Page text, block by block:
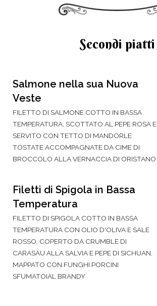
Secondi piatti
Salmone nella sua Nuova
Veste
FILETTO DI SALMONE COTTO IN BASSA
TEMPERATURA, SCOTTATO AL PEPE ROSA E
SERVITO CON TETTO DI MANDORLE
TOSTATE ACCOMPAGNATE DA CIME DI
BROCCOLO ALLA VERNACCIA DI ORISTANO
Filetti di Spigola in Bassa
Temperatura
FILETTO DI SPIGOLA COTTO IN BASSA
TEMPERATURA CON OLIO D'OLIVA E SALE
ROSSO, COPERTO DA CRUMBLE DI
CARASAU ALLA SALVIA E PEPE DI SICHUAN,
MAPPATO CON FUNGHI PORCINI
SFUMATOIAL BRANDY